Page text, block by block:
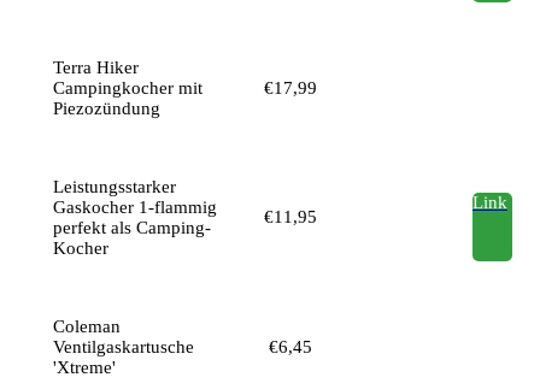
Terra Hiker
Campingkocher mit
Piezozündung
€17,99
Leistungsstarker
Gaskocher 1-flammig
perfekt als Camping-
Kocher
€11,95
Link
Coleman
Ventilgaskartusche
'Xtreme'
€6,45